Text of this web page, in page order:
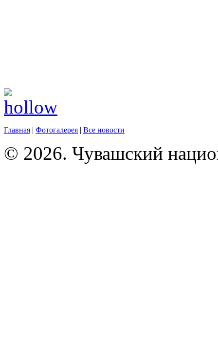
Главная | Фотогалерея | Все новости
© 2026. Чувашский